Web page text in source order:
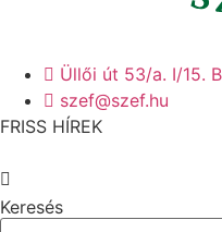
Üllői út 53/a. I/15.
szef@szef.hu
FRISS HÍREK
Keresés